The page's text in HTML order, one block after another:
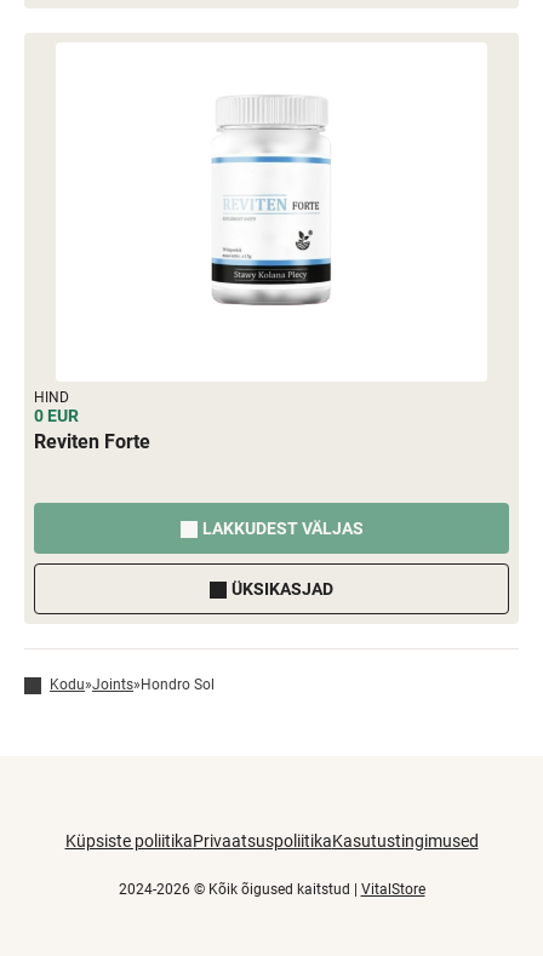
HIND
0 EUR
Reviten Forte
LAKKUDEST VÄLJAS
ÜKSIKASJAD
Kodu»Joints» Hondro Sol
Küpsiste poliitikaPrivaatsuspoliitikaKasutustingimused
2024-2026 © Kõik õigused kaitstud | VitalStore